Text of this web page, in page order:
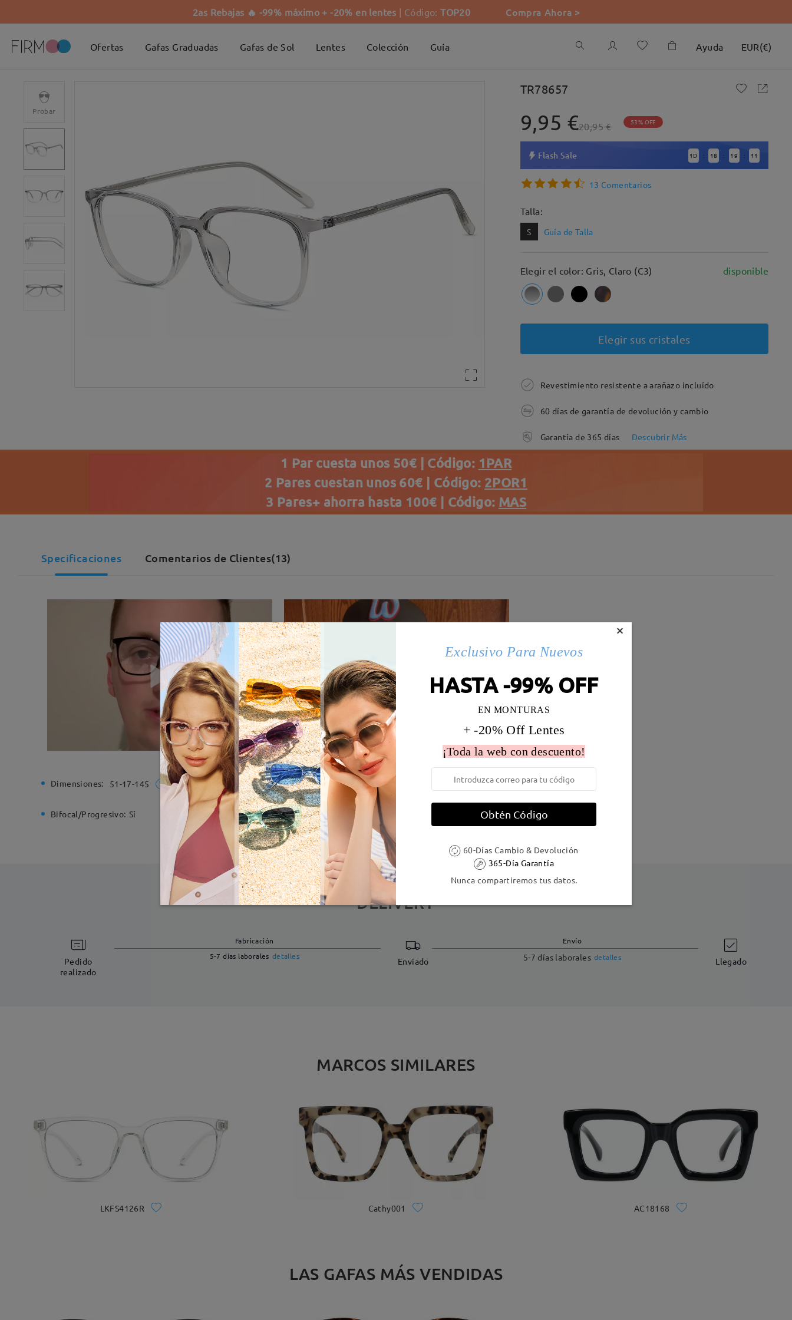
2as Rebajas 🔥 -99% máximo + -20% en lentes | Código:TOP20 Compra Ahora >
Ofertas Gafas Graduadas Gafas de Sol Lentes Colección Guía Ayuda EUR(€)
Probar
TR78657
9,95 €20,95 € 53% OFF
Flash Sale 1 D : 18 : 19 : 10
13 Comentarios
Talla:
S Guía de Talla
Elegir el color: Gris, Claro (C3) disponible
Elegir sus cristales
Revestimiento resistente a arañazo incluído
60 días de garantía de devolución y cambio
Garantía de 365 días Descubrir Más
1 Par cuesta unos 50€ | Código: 1PAR
2 Pares cuestan unos 60€ | Código: 2POR1
3 Pares+ ahorra hasta 100€ | Código: MAS
Specificaciones Comentarios de Clientes(13)
Dimensiones: 51-17-145 Ancho de la montura: 128 mm Paqueño) Diametro de lentes: 51 mm
Bifocal/Progresivo: Sí Bisagra de resorte: No Material de la montura: Tr
DELIVERY
Pedido
realizado
Fabricación
5-7 días laborales detalles Enviado
Envío
5-7 días laborales detalles Llegado
MARCOS SIMILARES
LKFS4126R Cathy001 AC18168
LAS GAFAS MÁS VENDIDAS
×
Exclusivo Para Nuevos
HASTA -99% OFF
EN MONTURAS
+ -20% Off Lentes
¡Toda la web con descuento!
Obtén Código
60-Días Cambio & Devolución
365-Día Garantía
Nunca compartiremos tus datos.